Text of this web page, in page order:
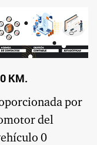
KM.
por
del
0